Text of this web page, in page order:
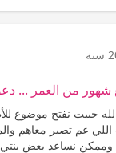
شهور من العمر ...
حبيت نفتح موضوع
عم تصير معاهم
وممكن نساعد بعض بنتي